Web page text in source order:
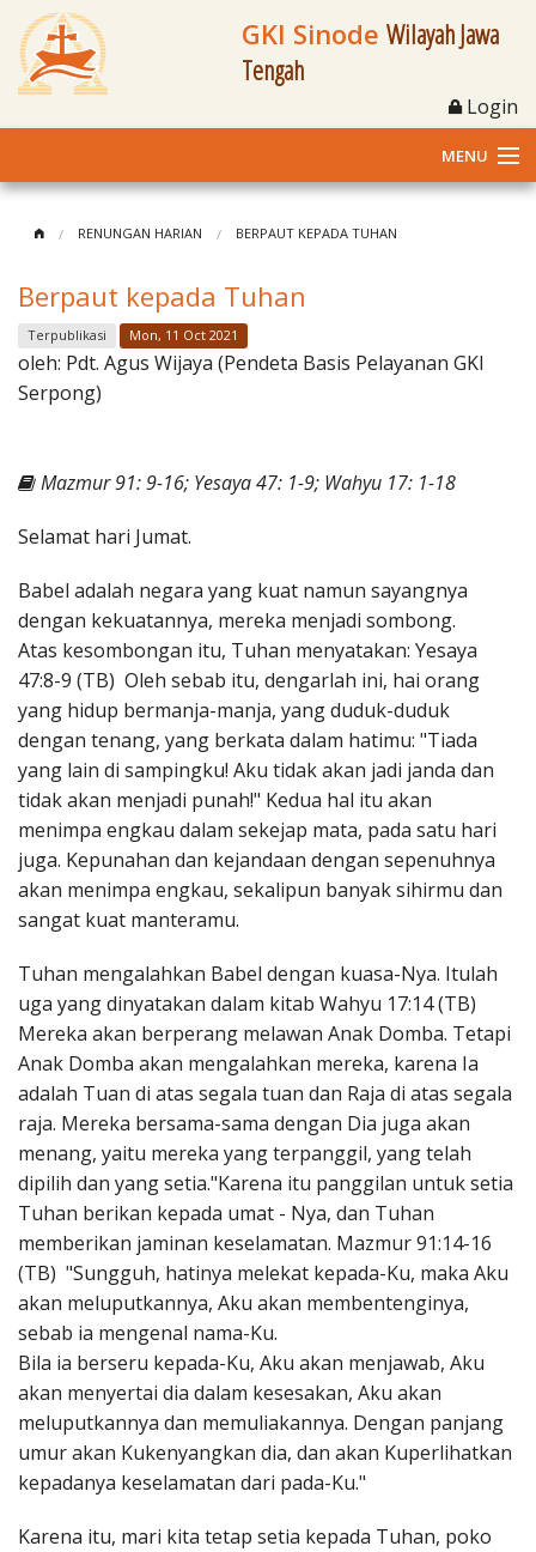
GKI Sinode Wilayah Jawa
Tengah
Login
MENU
Klasis dan Jemaat
Berita Kegiatan
Materi
RENUNGAN HARIAN BERPAUT KEPADA TUHAN
Berpaut kepada Tuhan
Terpublikasi Mon, 11 Oct 2021
oleh: Pdt. Agus Wijaya (Pendeta Basis Pelayanan GKI
Serpong)
Mazmur 91: 9-16; Yesaya 47: 1-9; Wahyu 17: 1-18
Selamat hari Jumat.
Babel adalah negara yang kuat namun sayangnya
dengan kekuatannya, mereka menjadi sombong.
Atas kesombongan itu, Tuhan menyatakan: Yesaya
47:8-9 (TB) Oleh sebab itu, dengarlah ini, hai orang
yang hidup bermanja-manja, yang duduk-duduk
dengan tenang, yang berkata dalam hatimu: "Tiada
yang lain di sampingku! Aku tidak akan jadi janda dan
tidak akan menjadi punah!" Kedua hal itu akan
menimpa engkau dalam sekejap mata, pada satu hari
juga. Kepunahan dan kejandaan dengan sepenuhnya
akan menimpa engkau, sekalipun banyak sihirmu dan
sangat kuat manteramu.
Tuhan mengalahkan Babel dengan kuasa-Nya. Itulah
uga yang dinyatakan dalam kitab Wahyu 17:14 (TB)
Mereka akan berperang melawan Anak Domba. Tetapi
Anak Domba akan mengalahkan mereka, karena Ia
adalah Tuan di atas segala tuan dan Raja di atas segala
raja. Mereka bersama-sama dengan Dia juga akan
menang, yaitu mereka yang terpanggil, yang telah
dipilih dan yang setia."Karena itu panggilan untuk setia
Tuhan berikan kepada umat - Nya, dan Tuhan
memberikan jaminan keselamatan. Mazmur 91:14-16
(TB) "Sungguh, hatinya melekat kepada-Ku, maka Aku
akan meluputkannya, Aku akan membentenginya,
sebab ia mengenal nama-Ku.
Bila ia berseru kepada-Ku, Aku akan menjawab, Aku
akan menyertai dia dalam kesesakan, Aku akan
meluputkannya dan memuliakannya. Dengan panjang
umur akan Kukenyangkan dia, dan akan Kuperlihatkan
kepadanya keselamatan dari pada-Ku."
Karena itu, mari kita tetap setia kepada Tuhan, poko